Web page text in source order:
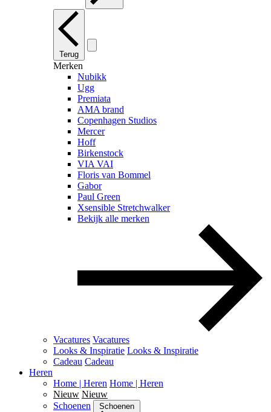
Terug
Merken
Nubikk
Ugg
Premiata
AMA brand
Copenhagen Studios
Mercer
Hoff
Birkenstock
VIA VAI
Floris van Bommel
Gabor
Paul Green
Xsensible Stretchwalker
Bekijk alle merken
Vacatures Vacatures
Looks & Inspiratie Looks & Inspiratie
Cadeau Cadeau
Heren
Home | Heren Home | Heren
Nieuw Nieuw
Schoenen
Schoenen